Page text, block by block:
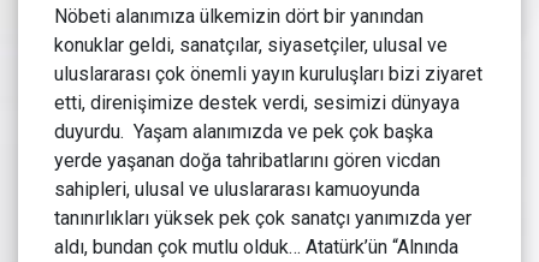
Nöbeti alanımıza ülkemizin dört bir yanından
konuklar geldi, sanatçılar, siyasetçiler, ulusal ve
uluslararası çok önemli yayın kuruluşları bizi ziyaret
etti, direnişimize destek verdi, sesimizi dünyaya
duyurdu. Yaşam alanımızda ve pek çok başka
yerde yaşanan doğa tahribatlarını gören vicdan
sahipleri, ulusal ve uluslararası kamuoyunda
tanınırlıkları yüksek pek çok sanatçı yanımızda yer
aldı, bundan çok mutlu olduk… Atatürk’ün “Alnında